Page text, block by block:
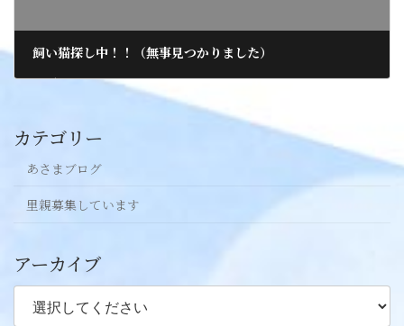
飼い猫探し中！！（無事見つかりました）
2017年7月13日
カテゴリー
あさまブログ
里親募集しています
アーカイブ